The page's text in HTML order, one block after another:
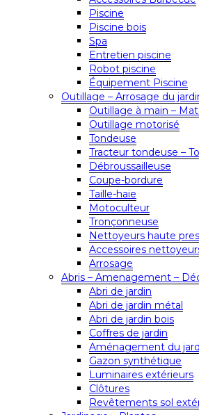
Piscine
Piscine bois
Spa
Entretien piscine
Robot piscine
Équipement Piscine
Outillage – Arrosage du
Outillage à main –
Outillage motorisé
Tondeuse
Tracteur tondeuse –
Débroussailleuse
Coupe-bordure
Taille-haie
Motoculteur
Tronçonneuse
Nettoyeurs haute
Accessoires
Arrosage
Abris – Amenagement –
Abri de jardin
Abri de jardin métal
Abri de jardin bois
Coffres de jardin
Aménagement du
Gazon synthétique
Luminaires extérieurs
Clôtures
Revêtements sol